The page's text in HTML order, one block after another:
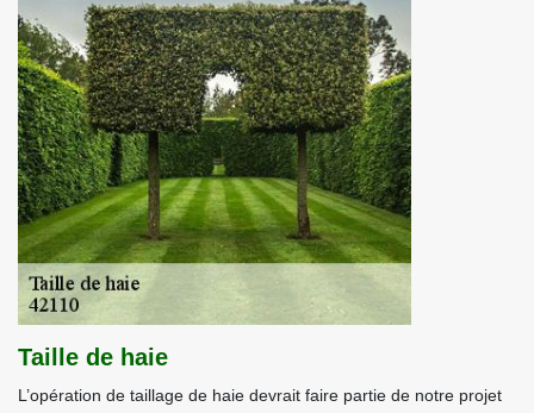
Taille de haie
L’opération de taillage de haie devrait faire partie de notre projet